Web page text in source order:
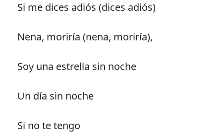
Si me dices adiós (dices adiós)
Nena, moriría (nena, moriría),
Soy una estrella sin noche
Un día sin noche
Si no te tengo